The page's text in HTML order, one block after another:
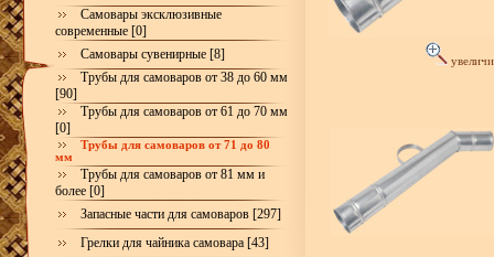
Самовары эксклюзивные
современные [0]
Самовары сувенирные [8]
Трубы для самоваров от 38 до 60 мм
[90]
Трубы для самоваров от 61 до 70 мм
[0]
Трубы для самоваров от 71 до 80
мм
Трубы для самоваров от 81 мм и
более [0]
Запасные части для самоваров [297]
Грелки для чайника самовара [43]